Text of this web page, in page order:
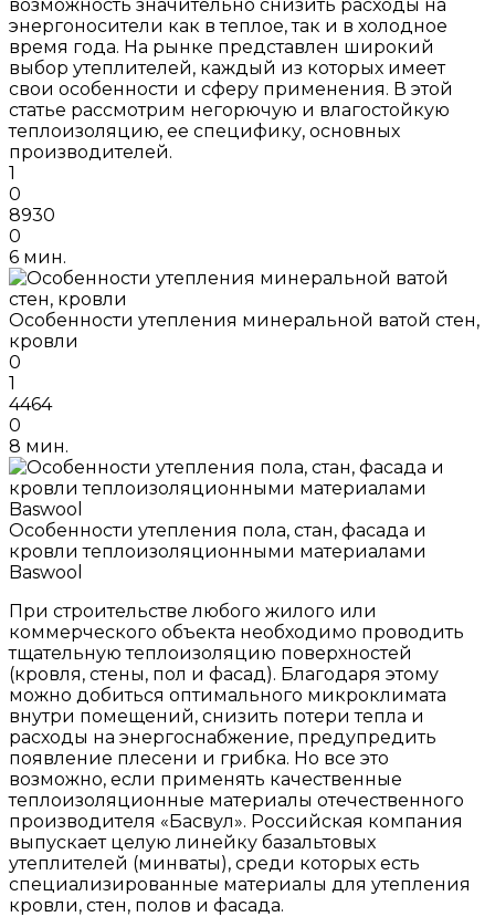
возможность значительно снизить расходы на
энергоносители как в теплое, так и в холодное
время года. На рынке представлен широкий
выбор утеплителей, каждый из которых имеет
свои особенности и сферу применения. В этой
статье рассмотрим негорючую и влагостойкую
теплоизоляцию, ее специфику, основных
производителей.
1
0
8930
0
6 мин.
Особенности утепления минеральной ватой стен,
кровли
0
1
4464
0
8 мин.
Особенности утепления пола, стан, фасада и
кровли теплоизоляционными материалами
Baswool
При строительстве любого жилого или
коммерческого объекта необходимо проводить
тщательную теплоизоляцию поверхностей
(кровля, стены, пол и фасад). Благодаря этому
можно добиться оптимального микроклимата
внутри помещений, снизить потери тепла и
расходы на энергоснабжение, предупредить
появление плесени и грибка. Но все это
возможно, если применять качественные
теплоизоляционные материалы отечественного
производителя «Басвул». Российская компания
выпускает целую линейку базальтовых
утеплителей (минваты), среди которых есть
специализированные материалы для утепления
кровли, стен, полов и фасада.